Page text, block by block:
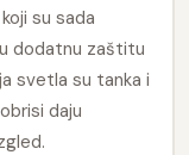
su sada
dodatnu zaštitu
svetla su tanka i
daju